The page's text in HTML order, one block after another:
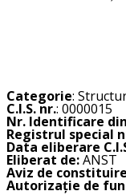
Categorie:
C.I.S. nr.: 0000015
Nr. Identificare
Registrul special
Data eliberare
Eliberat de:ANST
Aviz de
Autorizație de